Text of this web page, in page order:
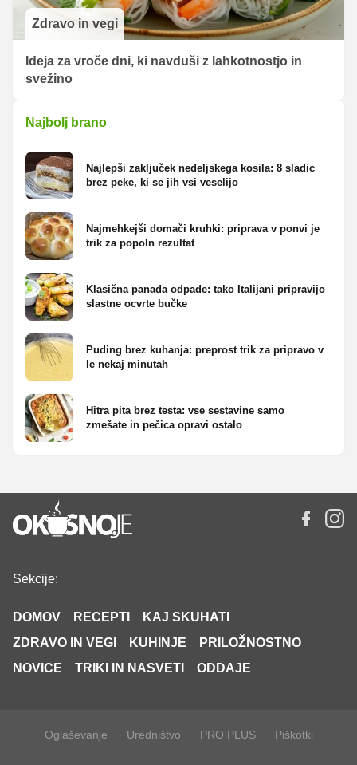
Zdravo in vegi
Ideja za vroče dni, ki navduši z lahkotnostjo in
svežino
Najbolj brano
Najlepši zaključek nedeljskega kosila: 8 sladic
brez peke, ki se jih vsi veselijo
Najmehkejši domači kruhki: priprava v ponvi je
trik za popoln rezultat
Klasična panada odpade: tako Italijani pripravijo
slastne ocvrte bučke
Puding brez kuhanja: preprost trik za pripravo v
le nekaj minutah
Hitra pita brez testa: vse sestavine samo
zmešate in pečica opravi ostalo
Sekcije:
DOMOV RECEPTI
KAJ SKUHATI
ZDRAVO IN VEGI
KUHINJE
PRILOŽNOSTNO
NOVICE
TRIKI IN NASVETI ODDAJE
Oglaševanje Uredništvo PRO PLUS Piškotki